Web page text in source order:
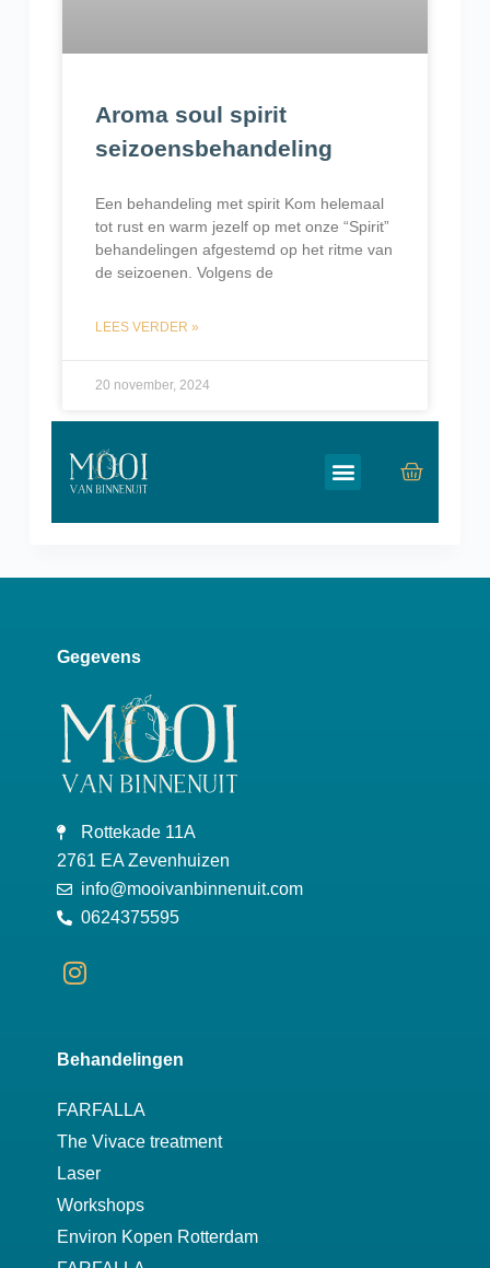
Aroma soul spirit
seizoensbehandeling
Een behandeling met spirit Kom helemaal
tot rust en warm jezelf op met onze “Spirit”
behandelingen afgestemd op het ritme van
de seizoenen. Volgens de
LEES VERDER »
20 november, 2024
Gegevens
Rottekade 11A
2761 EA Zevenhuizen
info@mooivanbinnenuit.com
0624375595
Behandelingen
FARFALLA
The Vivace treatment
Laser
Workshops
Environ Kopen Rotterdam